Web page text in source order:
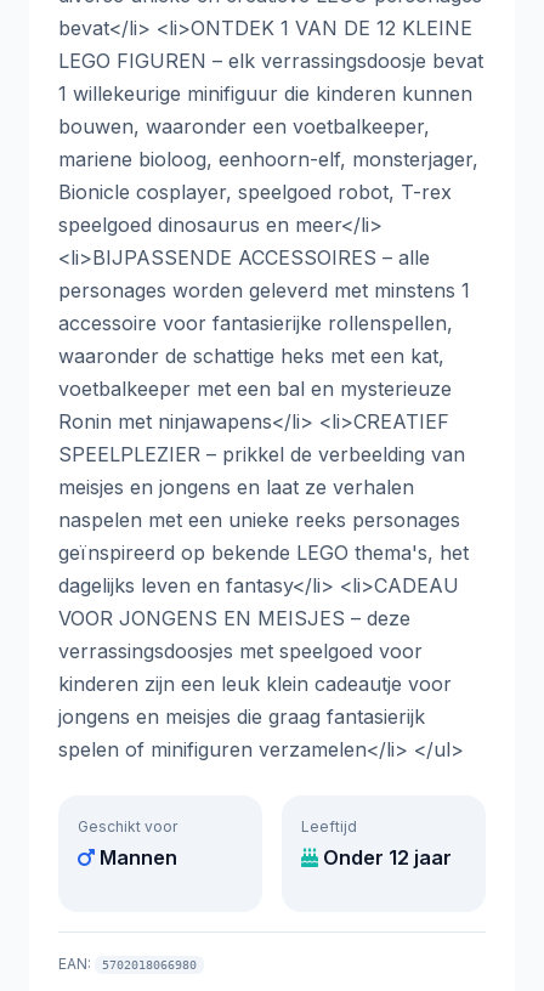
bevat</li> <li>ONTDEK 1 VAN DE 12 KLEINE
LEGO FIGUREN – elk verrassingsdoosje bevat
1 willekeurige minifiguur die kinderen kunnen
bouwen, waaronder een voetbalkeeper,
mariene bioloog, eenhoorn-elf, monsterjager,
Bionicle cosplayer, speelgoed robot, T-rex
speelgoed dinosaurus en meer</li>
<li>BIJPASSENDE ACCESSOIRES – alle
personages worden geleverd met minstens 1
accessoire voor fantasierijke rollenspellen,
waaronder de schattige heks met een kat,
voetbalkeeper met een bal en mysterieuze
Ronin met ninjawapens</li> <li>CREATIEF
SPEELPLEZIER – prikkel de verbeelding van
meisjes en jongens en laat ze verhalen
naspelen met een unieke reeks personages
geïnspireerd op bekende LEGO thema's, het
dagelijks leven en fantasy</li> <li>CADEAU
VOOR JONGENS EN MEISJES – deze
verrassingsdoosjes met speelgoed voor
kinderen zijn een leuk klein cadeautje voor
jongens en meisjes die graag fantasierijk
spelen of minifiguren verzamelen</li> </ul>
Geschikt voor
Mannen
Leeftijd
Onder 12 jaar
EAN: 5702018066980